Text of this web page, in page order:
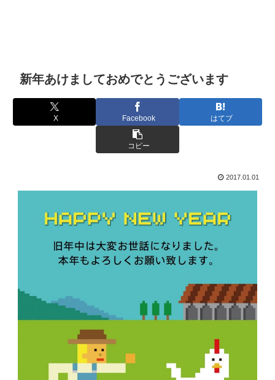
新年あけましておめでとうございます
X Facebook はてブ
コピー
2017.01.01